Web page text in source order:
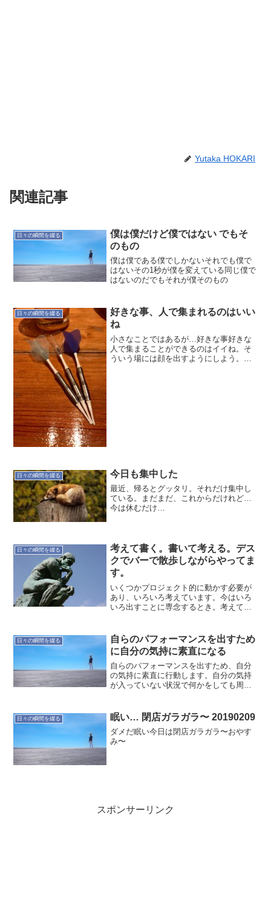
Yutaka HOKARI
関連記事
日々の瞬間を綴る
僕は僕だけど僕ではない でもそ
のもの
僕は僕である僕でしかないそれでも僕で
はないその1秒が僕を変えている同じ僕で
はないのだでもそれが僕そのもの
日々の瞬間を綴る
好きな事、人で集まれるのはいい
ね
小さなことではあるが…好きな事好きな
人で集まることができるのはイイね。そ
ういう場には顔を出すようにしよう。オ
日々の瞬間を綴る 今日も集中した
最近、帰るとグッタリ。それだけ集中し
ている。まだまだ、これからだけれど…
今は休むだけ…
日々の瞬間を綴る
考えて書く。書いて考える。デス
クでバーで散歩しながらやってま
す。
いくつかプロジェクト的に動かす必要が
あり、いろいろ考えています。今はいろ
いろ出すことに専念するとき。考えて書
歩しながらであったり…何か新しいもの
を生み出す時には、動きの...
日々の瞬間を綴る
自らのパフォーマンスを出すため
に自分の気持に素直になる
自らのパフォーマンスを出すため、自分
の気持に素直に行動します。自分の気持
が入っていない状況で何かをしても周り
こと。当然、気持ちの良さだけに身を置
いてはダメ。次のステージ...
日々の瞬間を綴る 眠い… 閉店ガラガラ〜 20190209
ダメだ眠い今日は閉店ガラガラ〜おやす
み〜
スポンサーリンク